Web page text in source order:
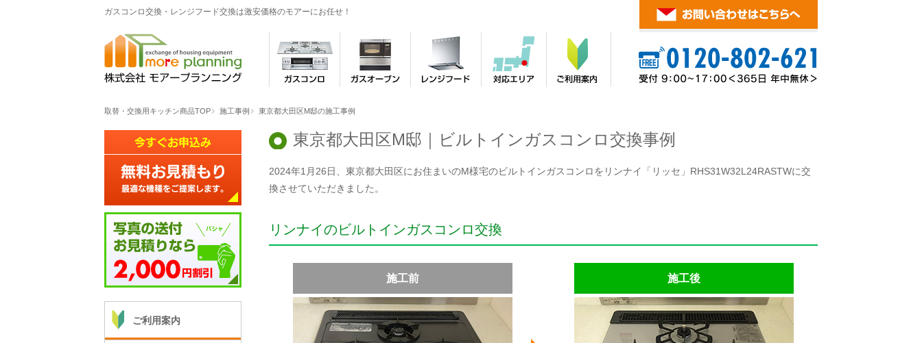
ガスコンロ交換・レンジフード交換は激安価格のモアーにお任せ！
取替・交換用キッチン商品TOP 施工事例 東京都大田区M邸の施工事例
東京都大田区M邸｜ビルトインガスコンロ交換事例
2024年1月26日、東京都大田区にお住まいのM様宅のビルトインガスコンロをリンナイ「リッセ」RHS31W32L24RASTWに交
換させていただきました。
リンナイのビルトインガスコンロ交換
施工前 施工後
ご利用案内